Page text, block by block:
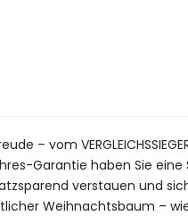
– vom
Garantie haben Sie
verstauen und
Weihnachtsbaum –